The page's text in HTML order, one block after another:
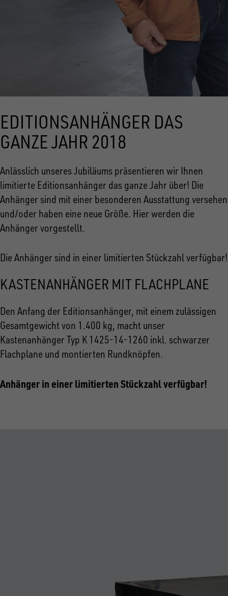
EDITIONSANHÄNGER DAS
GANZE JAHR 2018
Anlässlich unseres Jubiläums präsentieren wir Ihnen
limitierte Editionsanhänger das ganze Jahr über! Die
Anhänger sind mit einer besonderen Ausstattung versehen
und/oder haben eine neue Größe. Hier werden die
Anhänger vorgestellt.
Die Anhänger sind in einer limitierten Stückzahl verfügbar!
KASTENANHÄNGER MIT FLACHPLANE
Den Anfang der Editionsanhänger, mit einem zulässigen
Gesamtgewicht von 1.400 kg, macht unser
Kastenanhänger Typ K 1425-14-1260 inkl. schwarzer
Flachplane und montierten Rundknöpfen.
Anhänger in einer limitierten Stückzahl verfügbar!